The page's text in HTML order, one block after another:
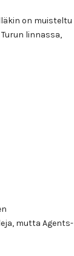
on muisteltu
linnassa,
mutta Agents-